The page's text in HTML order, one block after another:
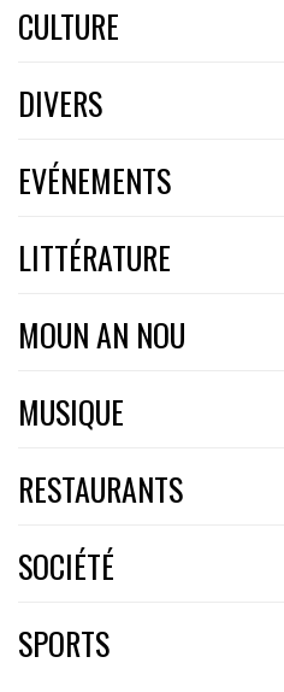
CULTURE
DIVERS
EVÉNEMENTS
LITTÉRATURE
MOUN AN NOU
MUSIQUE
RESTAURANTS
SOCIÉTÉ
SPORTS